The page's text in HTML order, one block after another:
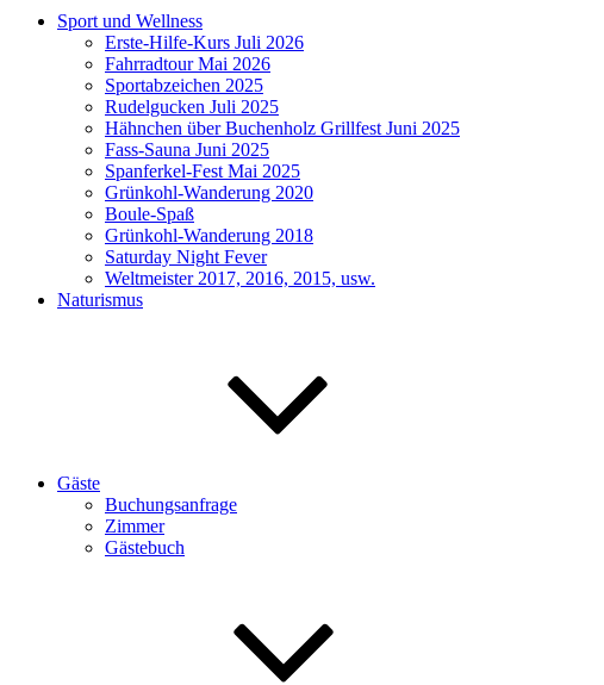
Sport und Wellness
Erste-Hilfe-Kurs Juli 2026
Fahrradtour Mai 2026
Sportabzeichen 2025
Rudelgucken Juli 2025
Hähnchen über Buchenholz Grillfest Juni 2025
Fass-Sauna Juni 2025
Spanferkel-Fest Mai 2025
Grünkohl-Wanderung 2020
Boule-Spaß
Grünkohl-Wanderung 2018
Saturday Night Fever
Weltmeister 2017, 2016, 2015, usw.
Naturismus
Gäste
Buchungsanfrage
Zimmer
Gästebuch